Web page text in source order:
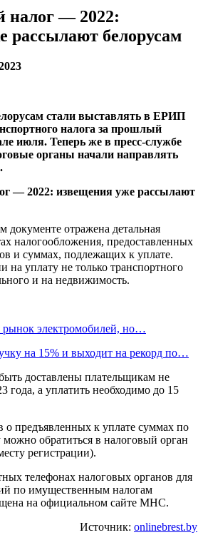
налог — 2022:
рассылают белорусам
стали выставлять в ЕРИП
налога за прошлый
июля. Теперь же в пресс-службе
органы начали направлять
документе отражена детальная
налогообложения, предоставленных
и суммах, подлежащих к уплате.
на уплату не только транспортного
и на недвижимость.
рынок электромобилей, но…
на 15% и выходит на рекорд по…
доставлены плательщикам не
года, а уплатить необходимо до 15
предъявленных к уплате суммах по
обратиться в налоговый орган
регистрации).
телефонах налоговых органов для
по имущественным налогам
на официальном сайте МНС.
Источник: onlinebrest.by